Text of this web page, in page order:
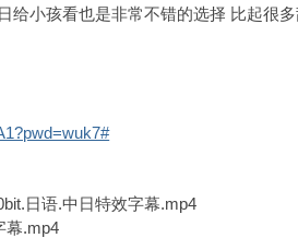
小孩看也是非常不错的选择 比起很
) o' T/ }" r- v) e: s! {0 P
日语.中日特效字幕.mp4
幕.mp4